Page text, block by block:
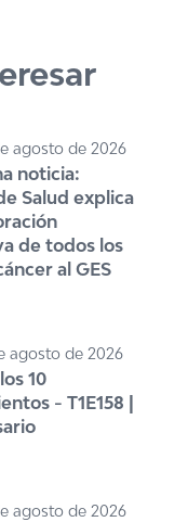
agosto de 2026
noticia:
Salud explica
de todos los
al GES
agosto de 2026
10
- T1E158 |
agosto de 2026